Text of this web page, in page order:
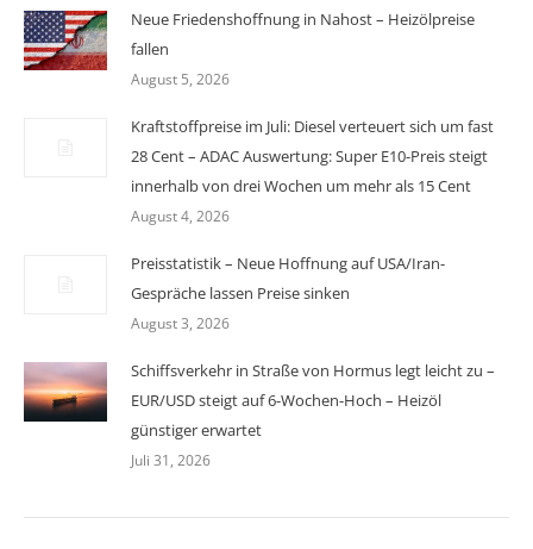
Neue Friedenshoffnung in Nahost – Heizölpreise
fallen
August 5, 2026
Kraftstoffpreise im Juli: Diesel verteuert sich um fast
28 Cent – ADAC Auswertung: Super E10-Preis steigt
innerhalb von drei Wochen um mehr als 15 Cent
August 4, 2026
Preisstatistik – Neue Hoffnung auf USA/Iran-
Gespräche lassen Preise sinken
August 3, 2026
Schiffsverkehr in Straße von Hormus legt leicht zu –
EUR/USD steigt auf 6-Wochen-Hoch – Heizöl
günstiger erwartet
Juli 31, 2026